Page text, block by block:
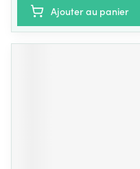
Ajouter au panier